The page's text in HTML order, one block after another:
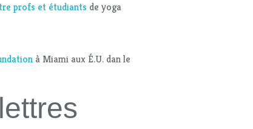
profs et étudiants de yoga
à Miami aux É.U. dan le